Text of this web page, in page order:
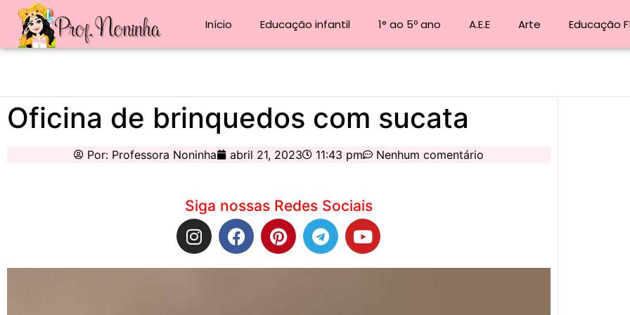
Início Educação infantil 1° ao 5º ano A.E.E Arte Educação
Oficina de brinquedos com sucata
Por:Professora Noninha abril 21, 2023 11:43 pm Nenhum comentário
Siga nossas Redes Sociais